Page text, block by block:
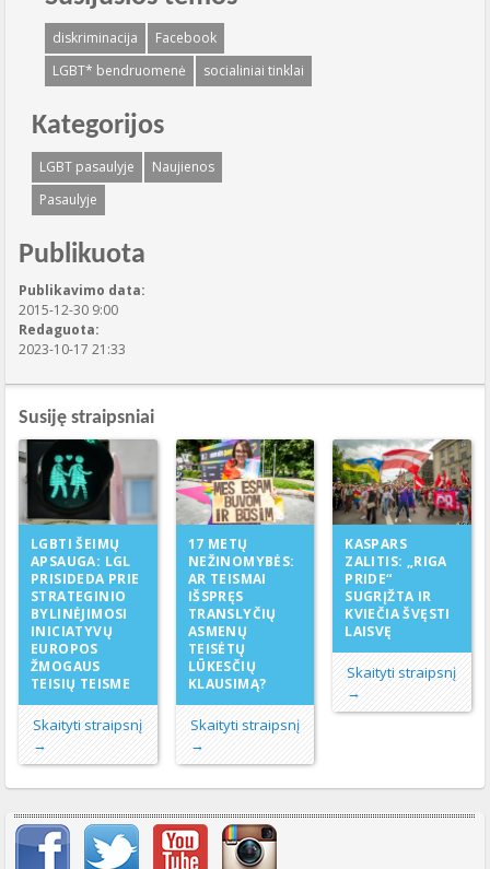
diskriminacija
Facebook
LGBT* bendruomenė
socialiniai tinklai
Kategorijos
LGBT pasaulyje
Naujienos
Pasaulyje
Publikuota
Publikavimo data:
2015-12-30 9:00
Redaguota:
2023-10-17 21:33
Susiję straipsniai
LGBTI ŠEIMŲ
APSAUGA: LGL
PRISIDEDA PRIE
STRATEGINIO
BYLINĖJIMOSI
INICIATYVŲ
EUROPOS
ŽMOGAUS
TEISIŲ TEISME
Skaityti straipsnį
→
17 METŲ
NEŽINOMYBĖS:
AR TEISMAI
IŠSPRĘS
TRANSLYČIŲ
ASMENŲ
TEISĖTŲ
LŪKESČIŲ
KLAUSIMĄ?
Skaityti straipsnį
→
KASPARS
ZALITIS: „RIGA
PRIDE“
SUGRĮŽTA IR
KVIEČIA ŠVĘSTI
LAISVĘ
Skaityti straipsnį
→
Svarbių įrašų meniu